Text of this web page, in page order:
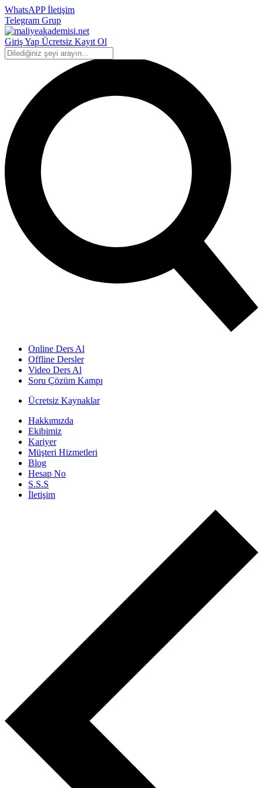
WhatsAPP İletişim
Telegram Grup
Giriş Yap Ücretsiz Kayıt Ol
Online Ders Al
Offline Dersler
Video Ders Al
Soru Çözüm Kampı
Ücretsiz Kaynaklar
Hakkımızda
Ekibimiz
Kariyer
Müşteri Hizmetleri
Blog
Hesap No
S.S.S
İletişim